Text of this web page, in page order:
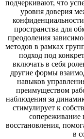
подчеркивают, что
уровня доверия
пространства для
преодоления
методов в рамках
подход под
включать в себя
другие формы
навыков
преимуществом
наблюдения за
стимулирует к
сопереживание
восстановления,
в